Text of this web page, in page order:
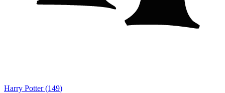
Harry Potter (149)